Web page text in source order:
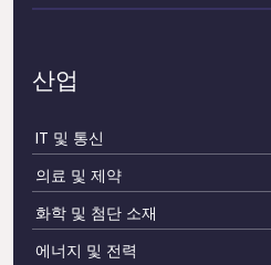
산업
IT 및 통신
의료 및 제약
화학 및 첨단 소재
에너지 및 전력